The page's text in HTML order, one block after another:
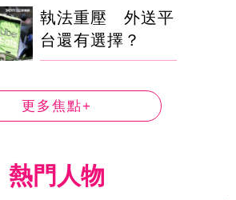
執法重壓 外送平
台還有選擇？
更多焦點+
熱門人物